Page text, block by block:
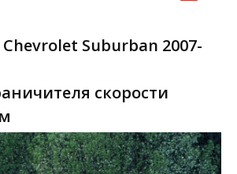
Suburban 2007-
скорости